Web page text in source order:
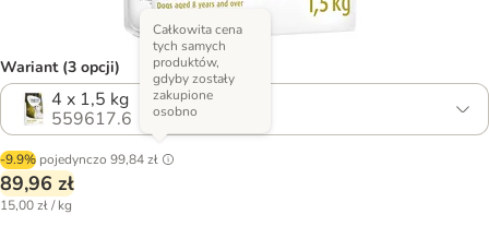
Wariant (3 opcji)
4 x 1,5 kg
559617.6
-9.9% pojedynczo 99,84 zł
Całkowita cena
tych samych
produktów,
gdyby zostały
zakupione
osobno
89,96 zł
15,00 zł / kg